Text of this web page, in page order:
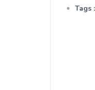
Tags :